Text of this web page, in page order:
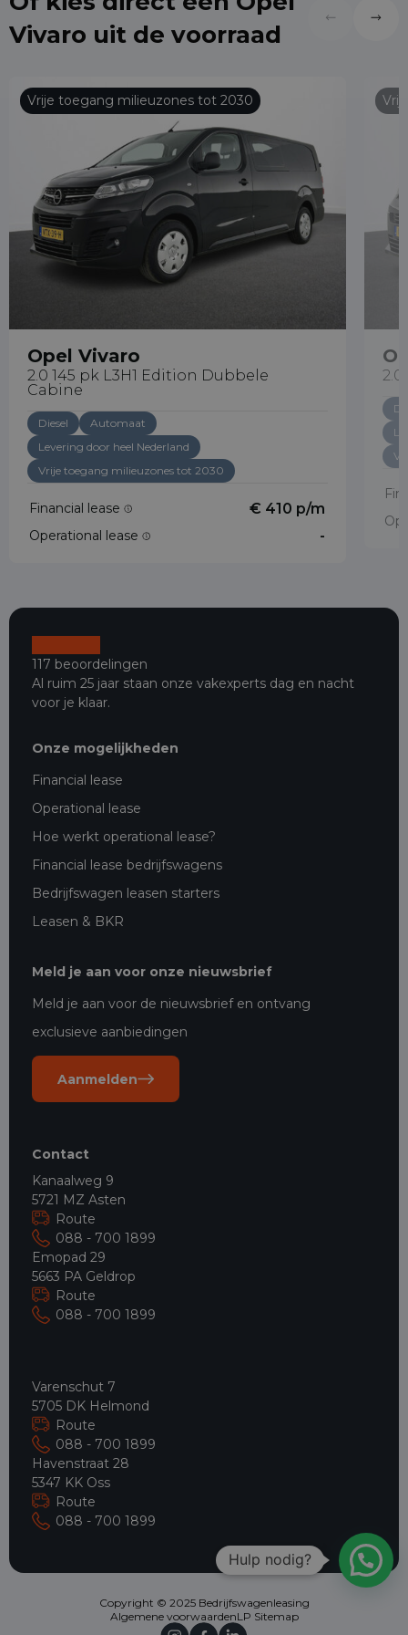
Vivaro uit de voorraad
Vrije toegang milieuzones tot 2030
Opel Vivaro
2.0 145 pk L3H1 Edition Dubbele
Cabine
Diesel
Automaat
Levering door heel Nederland
Vrije toegang milieuzones tot 2030
Financial lease € 410 p/m
Operational lease -
2.0
117 beoordelingen
Al ruim 25 jaar staan onze vakexperts dag en nacht
voor je klaar.
Onze mogelijkheden
Financial lease
Operational lease
Hoe werkt operational lease?
Financial lease bedrijfswagens
Bedrijfswagen leasen starters
Leasen & BKR
Meld je aan voor onze nieuwsbrief
Meld je aan voor de nieuwsbrief en ontvang
exclusieve aanbiedingen
Aanmelden
Contact
Kanaalweg 9
5721 MZ Asten
Route
088 - 700 1899
Emopad 29
5663 PA Geldrop
Route
088 - 700 1899
Varenschut 7
5705 DK Helmond
Route
088 - 700 1899
Havenstraat 28
5347 KK Oss
Route
088 - 700 1899
Copyright © 2025 Bedrijfswagenleasing
Algemene voorwaardenLP Sitemap
Hulp nodig?